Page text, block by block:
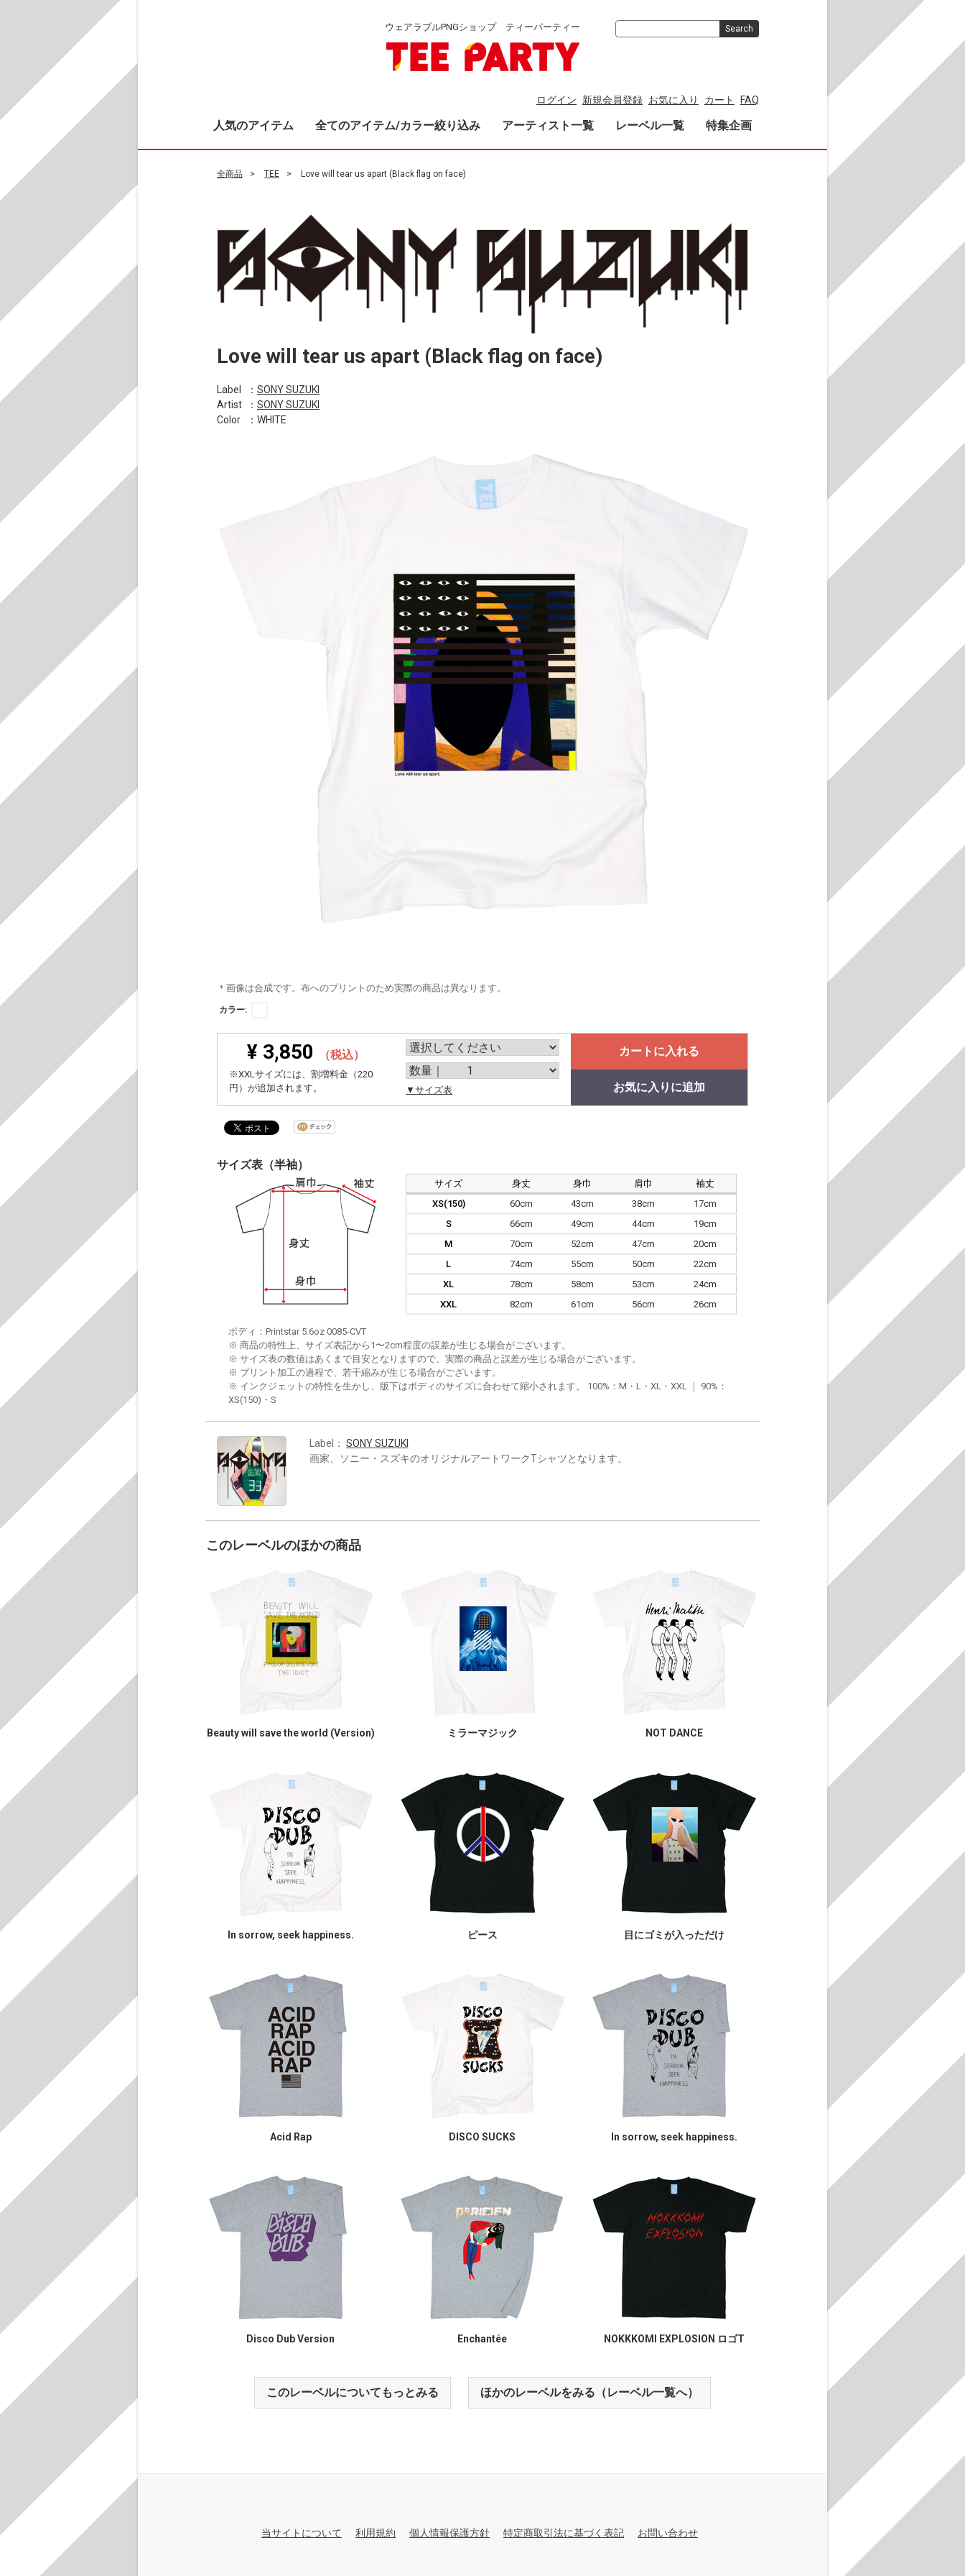
ウェアラブルPNGショップ ティーパーティー
ログイン 新規会員登録 お気に入り カート FAQ
人気のアイテム 全てのアイテム/カラー絞り込み アーティスト一覧 レーベル一覧 特集企画
Search
全商品 TEE Love will tear us apart (Black flag on face)
Love will tear us apart (Black flag on face)
Label ： SONY SUZUKI
Artist
： SONY SUZUKI
Color
：WHITE
＊画像は合成です。布へのプリントのため実際の商品は異なります。
カラー:
¥ 3,850 （税込）
※XXLサイズには、割増料金（220
円）が追加されます。
▼サイズ表
カートに入れる
お気に入りに追加
サイズ表（半袖）
サイズ 身丈 身巾 肩巾
袖丈
XS(150)
60cm 43cm 38cm
17cm
S
66cm 49cm 44cm
19cm
M
70cm 52cm 47cm
20cm
L
74cm 55cm 50cm
22cm
XL
78cm 58cm 53cm
24cm
XXL
82cm 61cm 56cm 26cm
ボディ：Printstar 5.6oz 0085-CVT
※ 商品の特性上、サイズ表記から1〜2cm程度の誤差が生じる場合がございます。
※ サイズ表の数値はあくまで目安となりますので、実際の商品と誤差が生じる場合がございます。
※ プリント加工の過程で、若干縮みが生じる場合がございます。
※ インクジェットの特性を生かし、版下はボディのサイズに合わせて縮小されます。 100%：M・L・XL・XXL ｜ 90%：
XS(150)・S
Label： SONY SUZUKI
画家、ソニー・スズキのオリジナルアートワークTシャツとなります。
このレーベルのほかの商品
Beauty will save the world (Version) ミラーマジック NOT DANCE
In sorrow, seek happiness. ピース 目にゴミが入っただけ
Acid Rap DISCO SUCKS In sorrow, seek happiness.
Disco Dub Version Enchantée NOKKKOMI EXPLOSION ロゴT
このレーベルについてもっとみる ほかのレーベルをみる（レーベル一覧へ）
当サイトについて 利用規約 個人情報保護方針 特定商取引法に基づく表記 お問い合わせ